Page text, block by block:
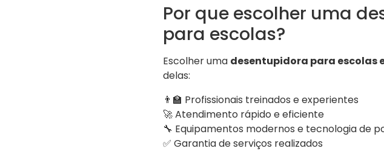
Por que escolher uma
para escolas?
Escolher uma desentupidora para escolas
delas:
👨‍🏫 Profissionais treinados e experientes
🚀 Atendimento rápido e eficiente
🔧 Equipamentos modernos e tecnologia de
✅ Garantia de serviços realizados